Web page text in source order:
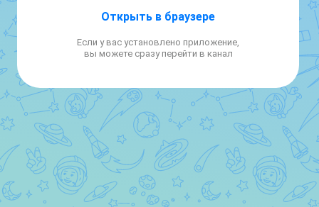
рекомендации, как передвигаться на СИМ
📌 Сохраняйте этот чек-лист себе,
поделитесь им с друзьями и помните
главное: безопасность при использовании
СИМ – это прежде всего ответственность
самого пользователя!
Открыть в браузере
Если у вас установлено приложение,
вы можете сразу перейти в канал